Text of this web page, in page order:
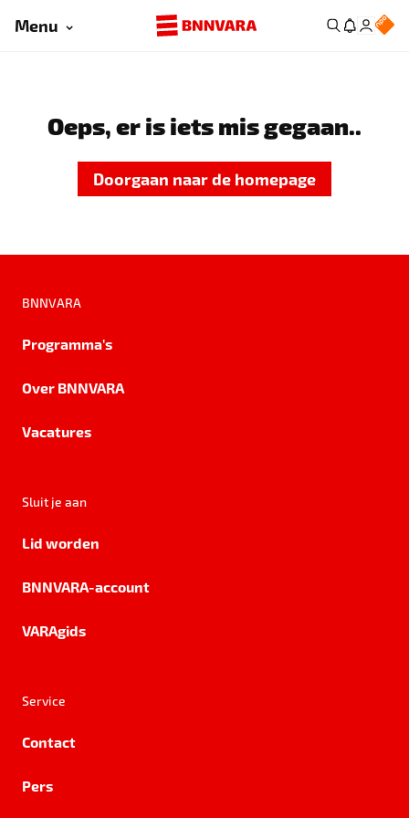
Menu
Oeps, er is iets mis gegaan..
Doorgaan naar de homepage
BNNVARA
Programma's
Over BNNVARA
Vacatures
Sluit je aan
Lid worden
BNNVARA-account
VARAgids
Service
Contact
Pers